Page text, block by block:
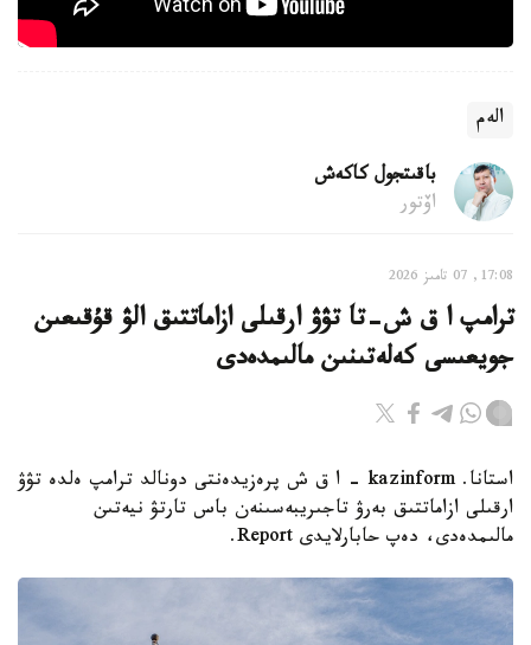
الەم
باقىتجول كاكەش
اۆتور
17:08, 07 تامىز 2026
ترامپ ا ق ش-تا تۋۋ ارقىلى ازاماتتىق الۋ قۇقىعىن
جويعىسى كەلەتىنىن مالىمدەدى
استانا. kazinform - ا ق ش پرەزيدەنتى دونالد ترامپ ەلدە تۋۋ
ارقىلى ازاماتتىق بەرۋ تاجىريبەسىنەن باس تارتۋ نيەتىن
مالىمدەدى، دەپ حابارلايدى Report.